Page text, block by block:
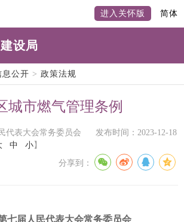
进入关怀版 简体
设局
息公开 > 政策法规
城市燃气管理条例
代表大会常务委员会
发布时间：2023-12-18
中 小 】
分享到：
七届人民代表大会常务委员会